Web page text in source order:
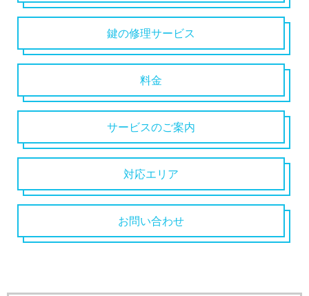
鍵の修理サービス
料金
サービスのご案内
対応エリア
お問い合わせ